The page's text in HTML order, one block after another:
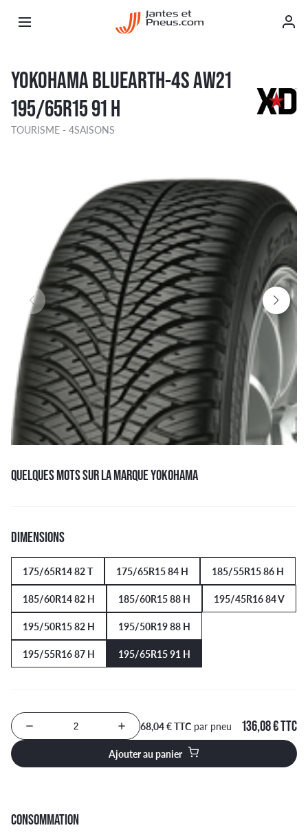
YOKOHAMA BLUEARTH-4S AW21
195/65R15 91 H
TOURISME - 4SAISONS
QUELQUES MOTS SUR LA MARQUE YOKOHAMA
DIMENSIONS
175/65R14 82 T 175/65R15 84 H
185/55R15 86 H
185/60R14 82 H
185/60R15 88 H
195/45R16 84 V
195/50R15 82 H
195/50R19 88 H
195/55R16 87 H
195/65R15 91 H
Nombre de produits à ajouter au panier
68,04 € TTC par pneu 136,08 € TTC
Ajouter au panier
CONSOMMATION